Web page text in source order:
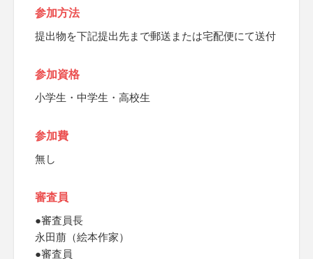
参加方法
提出物を下記提出先まで郵送または宅配便にて送付
参加資格
小学生・中学生・高校生
参加費
無し
審査員
●審査員長
永田萠（絵本作家）
●審査員